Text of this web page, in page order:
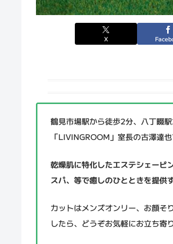
X
鶴見市場駅から徒歩2分、八丁畷
「LIVINGROOM」室長の古澤達也
乾燥肌に特化したエステシェービ
スパ、等で癒しのひとときを提供
カットはメンズオンリー、お顔そ
したら、どうぞお気軽にお立ち寄